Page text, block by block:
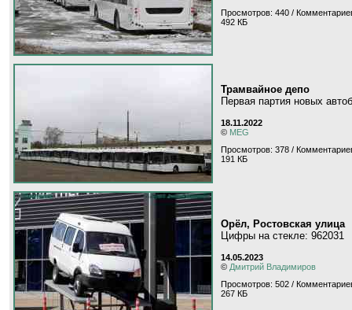
Просмотров: 440 /
492 КБ
Трамвайное депо
Первая партия новых
18.11.2022
© MEG
Просмотров: 378 /
191 КБ
Орёл, Ростовская улица
Цифры на стекле: 962031
14.05.2023
© Дмитрий Владимиров
Просмотров: 502 /
267 КБ